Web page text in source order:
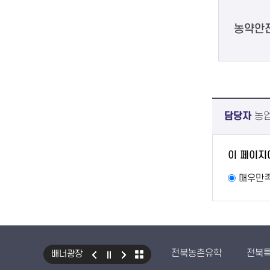
농약안
담당자농
이 페이
매우만
배너광장 전북농촌유학 전북